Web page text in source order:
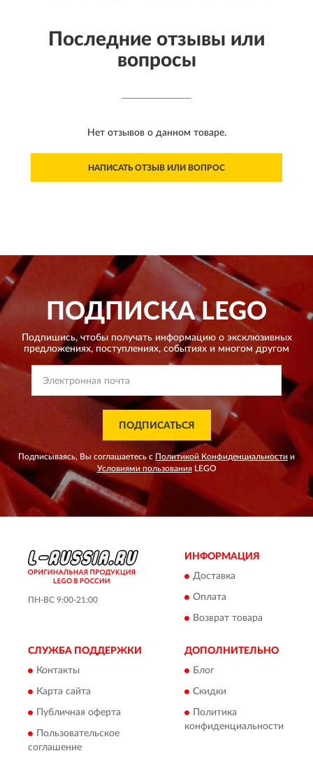
Последние отзывы или
вопросы
Нет отзывов о данном товаре.
НАПИСАТЬ ОТЗЫВ ИЛИ ВОПРОС
ПОДПИСКАLEGO
Подпишись, чтобы получать информацию о эксклюзивных
предложениях, поступлениях, событиях и многом другом
ПОДПИСАТЬСЯ
Подписываясь, Вы соглашаетесь с Политикой Конфиденциальности и
Условиями пользованияLEGO
ПН-ВС 9:00-21:00
ИНФОРМАЦИЯ
Доставка
Оплата
Возврат товара
СЛУЖБА ПОДДЕРЖКИ
Контакты
Карта сайта
Публичная оферта
Пользовательское
соглашение
ДОПОЛНИТЕЛЬНО
Блог
Скидки
Политика
конфиденциальности